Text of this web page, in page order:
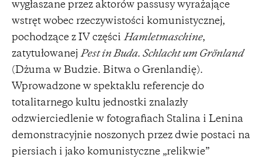
wygłaszane przez aktorów passusy wyrażające
wstręt wobec rzeczywistości komunistycznej,
pochodzące z IV części Hamletmaschine,
zatytułowanej Pest in Buda. Schlacht um Grönland
(Dżuma w Budzie. Bitwa o Grenlandię).
Wprowadzone w spektaklu referencje do
totalitarnego kultu jednostki znalazły
odzwierciedlenie w fotografiach Stalina i Lenina
demonstracyjnie noszonych przez dwie postaci na
piersiach i jako komunistyczne „relikwie”